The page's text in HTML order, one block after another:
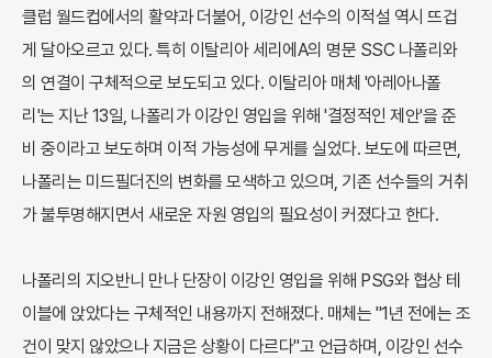
클럽 월드컵에서의 활약과 더불어, 이강인 선수의 이적설 역시 뜨겁
게 달아오르고 있다. 특히 이탈리아 세리에A의 명문 SSC 나폴리와
의 연결이 구체적으로 보도되고 있다. 이탈리아 매체 '아레아나폴
리'는 지난 13일, 나폴리가 이강인 영입을 위해 '결정적인 제안'을 준
비 중이라고 보도하며 이적 가능성에 무게를 실었다. 보도에 따르면,
나폴리는 미드필더진의 변화를 모색하고 있으며, 기존 선수들의 거취
가 불투명해지면서 새로운 자원 영입의 필요성이 커졌다고 한다.
나폴리의 지오반니 만나 단장이 이강인 영입을 위해 PSG와 협상 테
이블에 앉았다는 구체적인 내용까지 전해졌다. 매체는 "1년 전에는 조
건이 맞지 않았으나 지금은 상황이 다르다"고 언급하며, 이강인 선수